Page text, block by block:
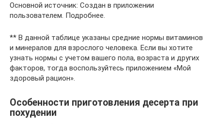
Основной источник: Создан в приложении
пользователем. Подробнее.
** В данной таблице указаны средние нормы витаминов
и минералов для взрослого человека. Если вы хотите
узнать нормы с учетом вашего пола, возраста и других
факторов, тогда воспользуйтесь приложением «Мой
здоровый рацион».
Особенности приготовления десерта при
похудении